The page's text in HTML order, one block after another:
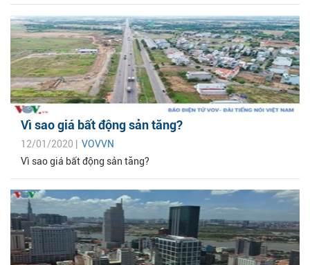
Vì sao giá bất động sản tăng?
12/01/2020 | VOVVN
Vì sao giá bất động sản tăng?